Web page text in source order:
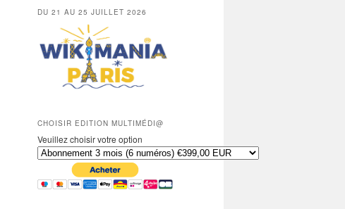
DU 21 AU 25 JUILLET 2026
CHOISIR EDITION MULTIMÉDI@
Veuillez choisir votre option